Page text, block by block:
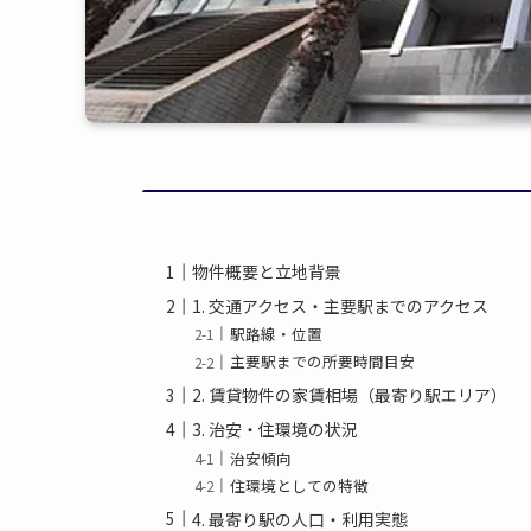
物件概要と立地背景
1. 交通アクセス・主要駅までのアクセス
駅路線・位置
主要駅までの所要時間目安
2. 賃貸物件の家賃相場（最寄り駅エリア）
3. 治安・住環境の状況
治安傾向
住環境としての特徴
4. 最寄り駅の人口・利用実態